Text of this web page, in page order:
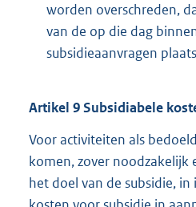
worden overschreden,
van de op die dag
subsidieaanvragen
Artikel 9Subsidiabele
Voor activiteiten als
komen, zover
het doel van de subsidie,